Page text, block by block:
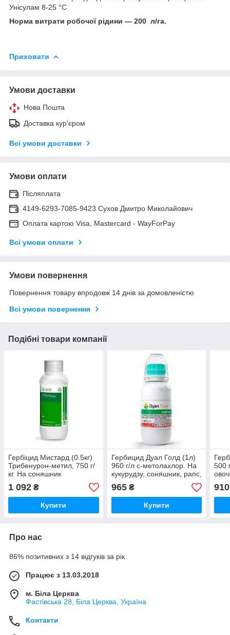
Унісулам 8-25 °C
Норма витрати робочої рідини — 200 л/га.
Приховати
Умови доставки
Нова Пошта
Доставка кур'єром
Всі умови доставки
Умови оплати
Післяплата
4149-6293-7085-9423 Сухов Дмитро Миколайович
Оплата картою Visa, Mastercard - WayForPay
Всі умови оплати
Умови повернення
Повернення товару впродовж 14 днів за домовленістю
Всі умови повернення
Подібні товари компанії
Гербіцид Мистард (0.5кг)
Трибенурон-метил, 750 г/
кг. На соняшник
1 092 ₴
Купити
Гербицид Дуал Голд (1л)
960 г/л с-метолахлор. На
кукурудзу, соняшник, рапс,
томати
965₴
Купити
500
910
Про нас
86% позитивних з 14 відгуків за рік
Працює з 13.03.2018
м. Біла Церква
Фастівська 28, Біла Церква, Україна
Контакти